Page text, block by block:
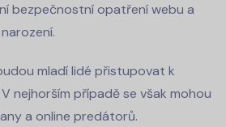
bezpečnostní opatření webu a
mladí lidé přistupovat k
nejhorším případě se však mohou
a online predátorů.